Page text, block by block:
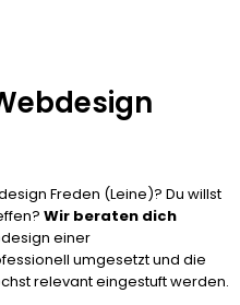
Freden (Leine)? Du willst
Wir beraten dich
einer
umgesetzt und die
relevant eingestuft werden.